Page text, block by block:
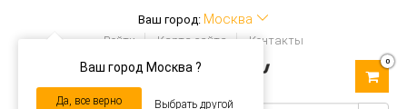
Ваш город: Москва
Ваш город Москва ?
Да, все верно Выбрать другой
Войти Карта сайта Контакты
navigation
0